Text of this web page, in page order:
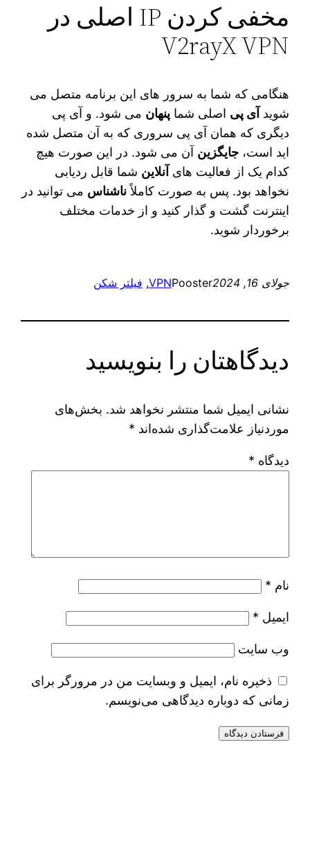
مخفی کردن IP اصلی در
V2rayX VPN
هنگامی که شما به سرور های این برنامه متصل می‌
شوید آی‌ پی اصلی شماپنهان می شود. و آی‌ پی
دیگری که همان آی پی سروری که به آن متصل شده‌
اید است،جایگزین آن می‌ شود. در این صورت هیچ
کدام یک از فعالیت‌ های آنلاین شما قابل ردیابی
نخواهد بود. پس به صورت کاملاًناشناس می‌ توانید در
اینترنت گشت و گذار کنید و از خدمات مختلف
برخوردار شوید.
جولای 16, 2024 Pooster
VPN
, فیلتر شکن
دیدگاهتان را بنویسید
نشانی ایمیل شما منتشر نخواهد شد. بخش‌های
موردنیاز علامت‌گذاری شده‌اند *
دیدگاه *
نام *
ایمیل *
وب‌ سایت
ذخیره نام، ایمیل و وبسایت من در مرورگر برای
زمانی که دوباره دیدگاهی می‌نویسم.